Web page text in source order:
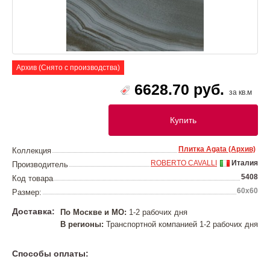
Архив (Снято с производства)
6628.70 руб. за кв.м
Купить
Коллекция Плитка Agata (Архив)
Производитель Италия
ROBERTO CAVALLI
Код товара 5408
Размер: 60х60
Доставка: По Москве и МО: 1-2 рабочих дня
В регионы: Транспортной компанией 1-2 рабочих дня
Способы оплаты: